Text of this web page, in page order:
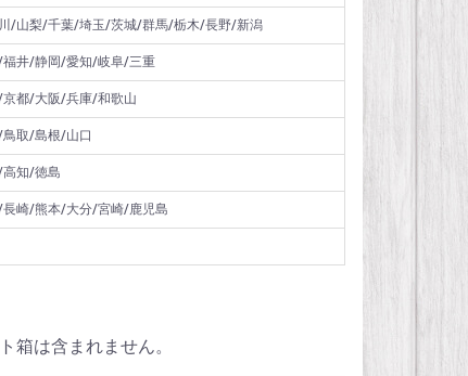
/山梨/千葉/埼玉/茨城/群馬/栃木/長野/新潟
井/静岡/愛知/岐阜/三重
都/大阪/兵庫/和歌山
取/島根/山口
知/徳島
崎/熊本/大分/宮崎/鹿児島
箱は含まれません。